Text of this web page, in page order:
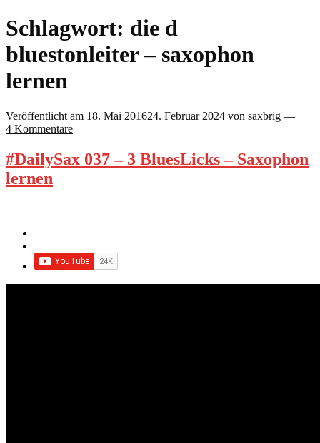
Schlagwort: die d
bluestonleiter – saxophon
lernen
Veröffentlicht am 18. Mai 201624. Februar 2024 von saxbrig —
4 Kommentare
#DailySax 037 – 3 BluesLicks – Saxophon
lernen